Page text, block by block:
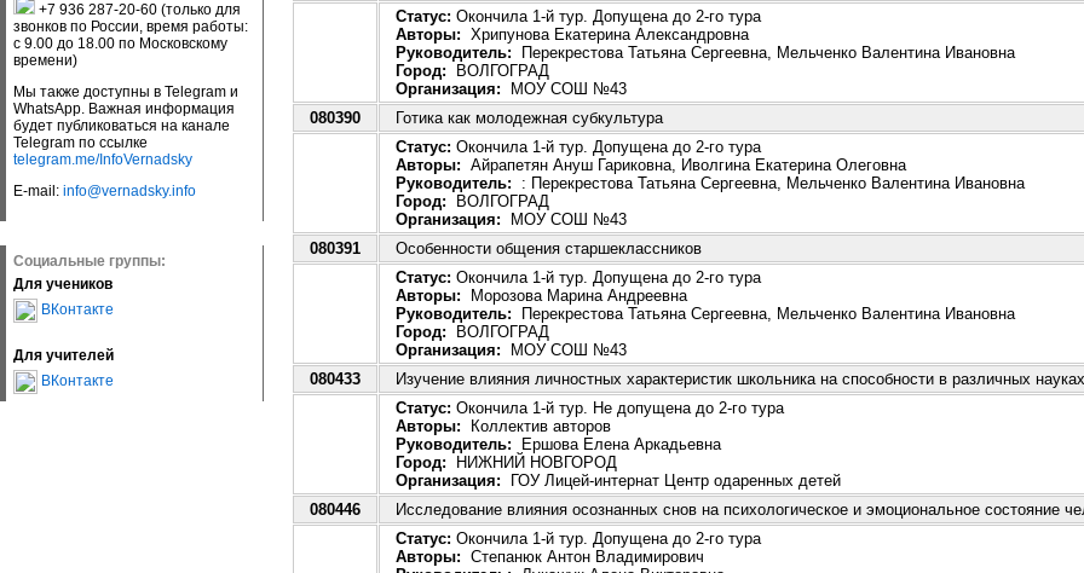
+7 936 287-20-60 (только для
звонков по России, время работы:
с 9.00 до 18.00 по Московскому
времени)
Мы также доступны в Telegram и
WhatsApp. Важная информация
будет публиковаться на канале
Telegram по ссылке
telegram.me/InfoVernadsky
E-mail: info@vernadsky.info
Социальные группы:
Для учеников
ВКонтакте
Для учителей
ВКонтакте
Статус: Окончила 1-й тур. Допущена до 2-го тура
Авторы: Хрипунова Екатерина Александровна
Руководитель: Перекрестова Татьяна Сергеевна, Мельченко Валентина Ивановна
Город: ВОЛГОГРАД
Организация: МОУ СОШ №43
080390
Готика как молодежная субкультура
Статус: Окончила 1-й тур. Допущена до 2-го тура
Авторы: Айрапетян Ануш Гариковна, Иволгина Екатерина Олеговна
Руководитель: : Перекрестова Татьяна Сергеевна, Мельченко Валентина Ивановна
Город: ВОЛГОГРАД
Организация: МОУ СОШ №43
080391
Особенности общения старшеклассников
Статус: Окончила 1-й тур. Допущена до 2-го тура
Авторы: Морозова Марина Андреевна
Руководитель: Перекрестова Татьяна Сергеевна, Мельченко Валентина Ивановна
Город: ВОЛГОГРАД
Организация: МОУ СОШ №43
080433
Изучение влияния личностных характеристик школьника на способности в различных науках
Статус: Окончила 1-й тур. Не допущена до 2-го тура
Авторы: Коллектив авторов
Руководитель: Ершова Елена Аркадьевна
Город: НИЖНИЙ НОВГОРОД
Организация: ГОУ Лицей-интернат Центр одаренных детей
080446
Исследование влияния осознанных снов на психологическое и эмоциональное состояние
Статус: Окончила 1-й тур. Допущена до 2-го тура
Авторы: Степанюк Антон Владимирович